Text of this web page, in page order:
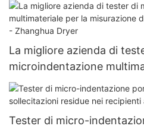
La migliore azienda di
microindentazione
misurazione della
Zhanghua Dryer
Tester di micro-